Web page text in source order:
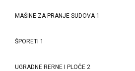
MAŠINE ZA PRANJE SUDOVA 1
ŠPORETI 1
UGRADNE RERNE I PLOČE 2